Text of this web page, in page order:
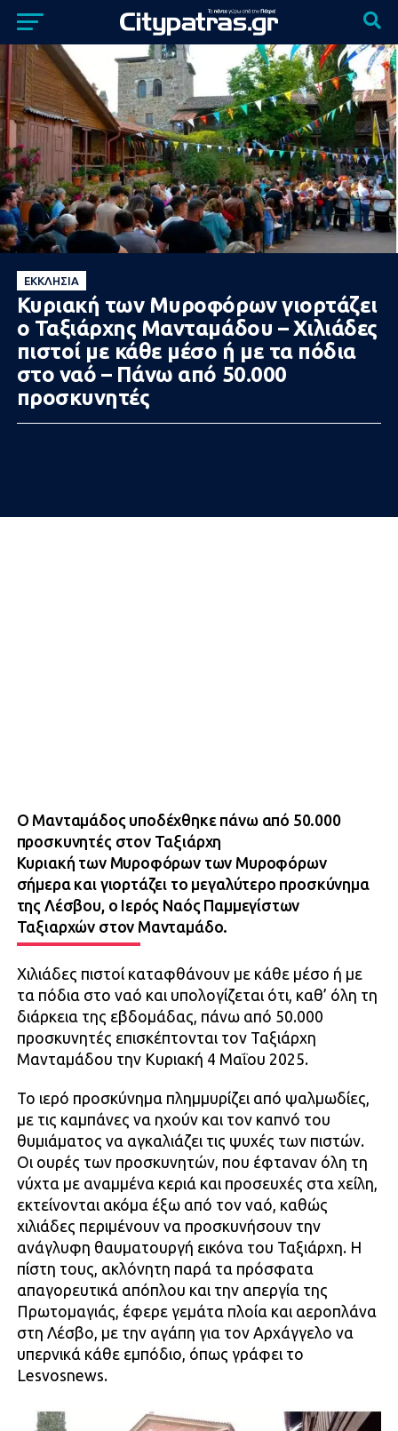
ΕΚΚΛΗΣΊΑ
Κυριακή των Μυροφόρων γιορτάζει
ο Ταξιάρχης Μανταμάδου – Χιλιάδες
πιστοί με κάθε μέσο ή με τα πόδια
στο ναό – Πάνω από 50.000
προσκυνητές
Ο Μανταμάδος υποδέχθηκε πάνω από 50.000
προσκυνητές στον Ταξιάρχη
Κυριακή των Μυροφόρων των Μυροφόρων
σήμερα και γιορτάζει το μεγαλύτερο προσκύνημα
της Λέσβου, ο Ιερός Ναός Παμμεγίστων
Ταξιαρχών στον Μανταμάδο.
Χιλιάδες πιστοί καταφθάνουν με κάθε μέσο ή με
τα πόδια στο ναό και υπολογίζεται ότι, καθ’ όλη τη
διάρκεια της εβδομάδας, πάνω από 50.000
προσκυνητές επισκέπτονται τον Ταξιάρχη
Μανταμάδου την Κυριακή 4 Μαΐου 2025.
Το ιερό προσκύνημα πλημμυρίζει από ψαλμωδίες,
με τις καμπάνες να ηχούν και τον καπνό του
θυμιάματος να αγκαλιάζει τις ψυχές των πιστών.
Οι ουρές των προσκυνητών, που έφταναν όλη τη
νύχτα με αναμμένα κεριά και προσευχές στα χείλη,
εκτείνονται ακόμα έξω από τον ναό, καθώς
χιλιάδες περιμένουν να προσκυνήσουν την
ανάγλυφη θαυματουργή εικόνα του Ταξιάρχη. Η
πίστη τους, ακλόνητη παρά τα πρόσφατα
απαγορευτικά απόπλου και την απεργία της
Πρωτομαγιάς, έφερε γεμάτα πλοία και αεροπλάνα
στη Λέσβο, με την αγάπη για τον Αρχάγγελο να
υπερνικά κάθε εμπόδιο, όπως γράφει το
Lesvosnews.